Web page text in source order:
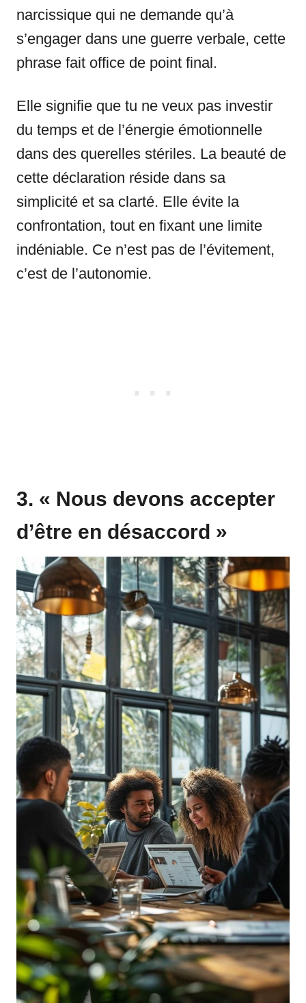
narcissique qui ne demande qu’à
s’engager dans une guerre verbale, cette
phrase fait office de point final.
Elle signifie que tu ne veux pas investir
du temps et de l’énergie émotionnelle
dans des querelles stériles. La beauté de
cette déclaration réside dans sa
simplicité et sa clarté. Elle évite la
confrontation, tout en fixant une limite
indéniable. Ce n’est pas de l’évitement,
c’est de l’autonomie.
3. « Nous devons accepter
d’être en désaccord »